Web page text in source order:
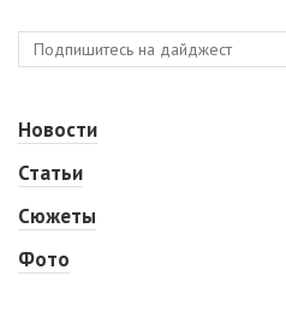
Новости
Статьи
Сюжеты
Фото